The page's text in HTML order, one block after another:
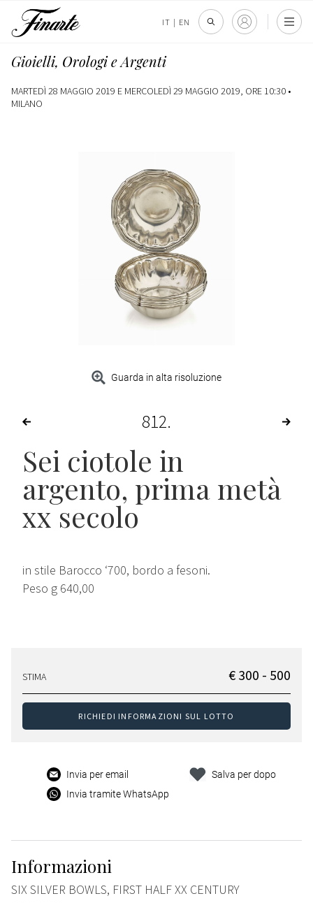
IT | EN
Gioielli, Orologi e Argenti
MARTEDÌ 28 MAGGIO 2019 E MERCOLEDÌ 29 MAGGIO 2019, ORE 10:30 •
MILANO
Guarda in alta risoluzione
812
Sei ciotole in
argento, prima metà
xx secolo
in stile Barocco ‘700, bordo a fesoni.
Peso g 640,00
STIMA € 300 - 500
RICHIEDI INFORMAZIONI SUL LOTTO
Invia per email
Invia tramite WhatsApp
Salva per dopo
Informazioni
SIX SILVER BOWLS, FIRST HALF XX CENTURY